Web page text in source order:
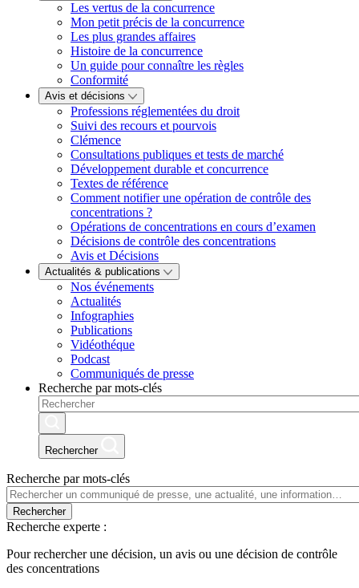
Les vertus de la concurrence
Mon petit précis de la concurrence
Les plus grandes affaires
Histoire de la concurrence
Un guide pour connaître les règles
Conformité
Avis et décisions
Professions réglementées du droit
Suivi des recours et pourvois
Clémence
Consultations publiques et tests de marché
Développement durable et concurrence
Textes de référence
Comment notifier une opération de contrôle des
concentrations ?
Opérations de concentrations en cours d’examen
Décisions de contrôle des concentrations
Avis et Décisions
Actualités & publications
Nos événements
Actualités
Infographies
Publications
Vidéothéque
Podcast
Communiqués de presse
Recherche par mots-clés
Rechercher
Recherche par mots-clés
Rechercher
Recherche experte :
Pour rechercher une décision, un avis ou une décision de contrôle
des concentrations